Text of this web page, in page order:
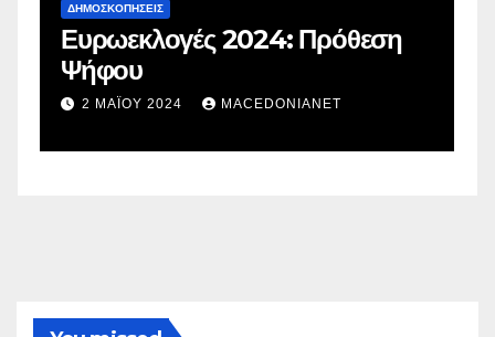
ΔΗΜΟΣΚΟΠΉΣΕΙΣ
Ευρωεκλογές 2024: Πρόθεση
Ψήφου
2 ΜΑΪ́ΟΥ 2024 MACEDONIANET